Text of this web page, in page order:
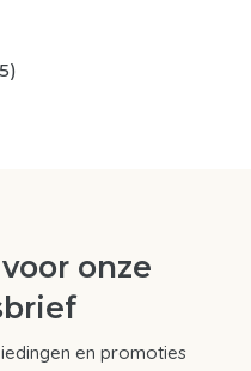
onze
en promoties